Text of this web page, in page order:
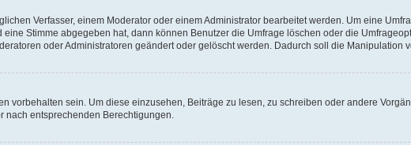
Verfasser, einem Moderator oder einem Administrator bearbeitet werden. Um eine
Stimme abgegeben hat, dann können Benutzer die Umfrage löschen oder die
oder Administratoren geändert oder gelöscht werden. Dadurch soll die Manipulation
vorbehalten sein. Um diese einzusehen, Beiträge zu lesen, zu schreiben oder andere
nach entsprechenden Berechtigungen.